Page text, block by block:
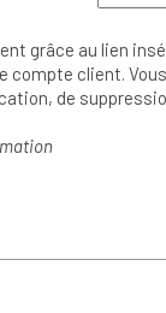
grâce au lien
compte client.
de